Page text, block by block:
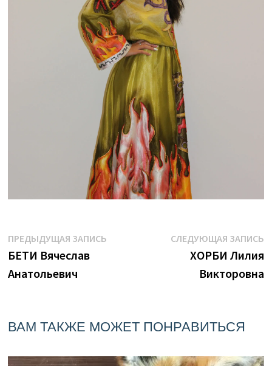
Навигация
по
ПРЕДЫДУЩАЯ ЗАПИСЬПредыдущая
БЕТИ Вячеслав
Анатольевич
СЛЕДУЮЩАЯ ЗАПИСЬ
ХОРБИ Лилия
Викторовна
ВАМ ТАКЖЕ МОЖЕТ ПОНРАВИТЬСЯ